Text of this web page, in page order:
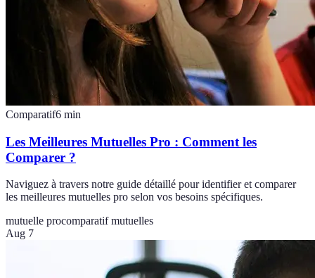
Comparatif6 min
Les Meilleures Mutuelles Pro : Comment les
Comparer ?
Naviguez à travers notre guide détaillé pour identifier et comparer
les meilleures mutuelles pro selon vos besoins spécifiques.
mutuelle procomparatif mutuelles
Aug 7